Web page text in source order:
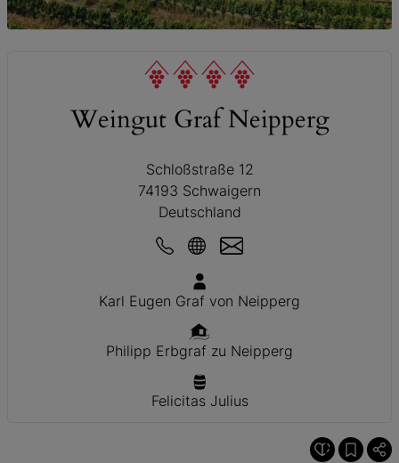
Weingut Graf Neipperg
Schloßstraße 12
74193 Schwaigern
Deutschland
Karl Eugen Graf von Neipperg
Philipp Erbgraf zu Neipperg
Felicitas Julius